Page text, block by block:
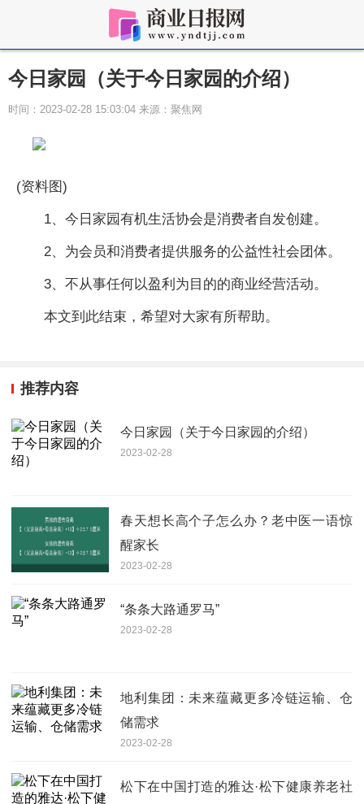
今日家园（关于今日家园的介绍）
时间：2023-02-28 15:03:04 来源：聚焦网
(资料图)
1、今日家园有机生活协会是消费者自发创建。
2、为会员和消费者提供服务的公益性社会团体。
3、不从事任何以盈利为目的的商业经营活动。
本文到此结束，希望对大家有所帮助。
推荐内容
今日家园（关于今日家园的介绍）
2023-02-28
春天想长高个子怎么办？老中医一语惊
醒家长
2023-02-28
“条条大路通罗马”
2023-02-28
地利集团：未来蕴藏更多冷链运输、仓
储需求
2023-02-28
松下在中国打造的雅达·松下健康养老社